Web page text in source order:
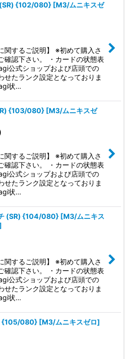
{102/080} [M3/ムニキスゼ
関するご説明】 ※初めて購入さ
確認下さい。 ・カードの状態表
公式ショップおよび店頭での
せたランク設定となっておりま
状…
{103/080} [M3/ムニキスゼ
関するご説明】 ※初めて購入さ
確認下さい。 ・カードの状態表
公式ショップおよび店頭での
せたランク設定となっておりま
状…
(SR) {104/080} [M3/ムニキス
関するご説明】 ※初めて購入さ
確認下さい。 ・カードの状態表
公式ショップおよび店頭での
せたランク設定となっておりま
状…
{105/080} [M3/ムニキスゼロ]